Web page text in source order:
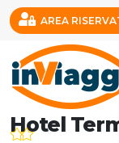
AREA
Hotel